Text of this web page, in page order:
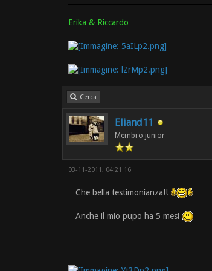
Erika & Riccardo
Cerca
Eliand11
Membro junior
03-11-2011, 04:21 16
Che bella testimonianza!!
Anche il mio pupo ha 5 mesi